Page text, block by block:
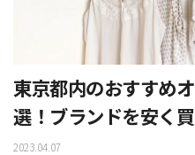
東京都内のおすすめ
選！ブランドを安く
2023.04.07